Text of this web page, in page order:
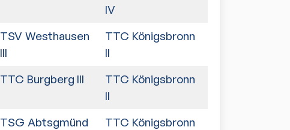
IV
TSV Westhausen
III
TTC Königsbronn
II
TTC Burgberg III
TTC Königsbronn
II
TSG Abtsgmünd
TTC Königsbronn